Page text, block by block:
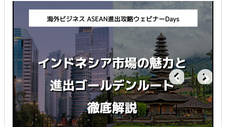
解決できる課題
オンラインで販路開拓したい